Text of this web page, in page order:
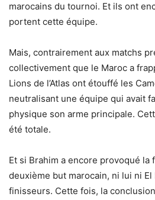
marocains du tournoi. Et ils ont
portent cette équipe.
Mais, contrairement aux matchs
collectivement que le Maroc a
Lions de l’Atlas ont étouffé les
neutralisant une équipe qui avait
physique son arme principale.
été totale.
Et si Brahim a encore provoqué la
deuxième but marocain, ni lui ni El
finisseurs. Cette fois, la